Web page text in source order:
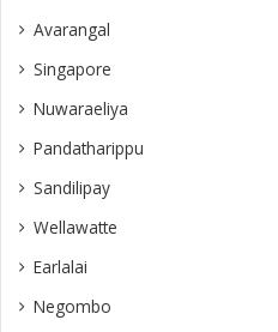
Avarangal
Singapore
Nuwaraeliya
Pandatharippu
Sandilipay
Wellawatte
Earlalai
Negombo